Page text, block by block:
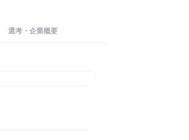
選考・企業概要